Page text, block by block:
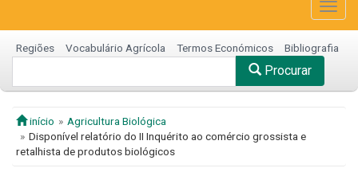
Regiões Vocabulário Agrícola Termos Económicos Bibliografia
Procurar
início
Agricultura Biológica
Disponível relatório do II Inquérito ao comércio grossista e
retalhista de produtos biológicos